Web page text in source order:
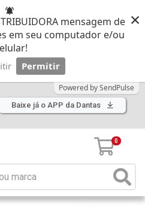
mensagem de
em seu computador e/ou
Permitir
Powered by SendPulse
×
Baixe já o APP da Dantas
0